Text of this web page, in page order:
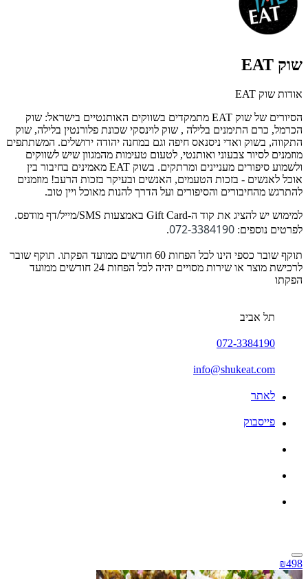
שוק EAT
אודות שוק EAT
הסיורים של שוק EAT מתמקדים בשווקים האותנטיים בישראל: שוק
הכרמל, כרם התימנים בלילה , שוק לוינסקי שכונת פלורנטין בלילה, שוק
התקווה, בשוק ואדי ניסנאס חיפה וגם במחנה יהודה ירושלים. המשתתפים
מוזמנים לסיור צבעוני ואותנטי, לטעום טעימות מהמגוון שיש לשווקים
ולשמוע סיפורים מעניינים ומרתקים. בשוק EAT מאמינים בחיבור בין
אוכל לאנשים - בזכות הטעמים, האנשים ובעיקר בזכות הרעב! מוזמנים
להתרגש מהחיבורים והסיפורים ועל הדרך להנות מאוכל ויין טוב.
למימוש יש להציג את קוד ה-Gift Card באמצעות SMS/מייל/דף מודפס.
לפרטים נוספים: 072-3384190
.
תוקף שובר כספי הינו לכל הפחות 60 חודשים ממועד הפקתו. תוקף שובר
לרכישת מוצר או שירות מסויים יהיה לכל הפחות 24 חודשים ממועד
הפקתו
תל אביב
072-3384190
info@shukeat.com
לאתר
פייסבוק
₪498